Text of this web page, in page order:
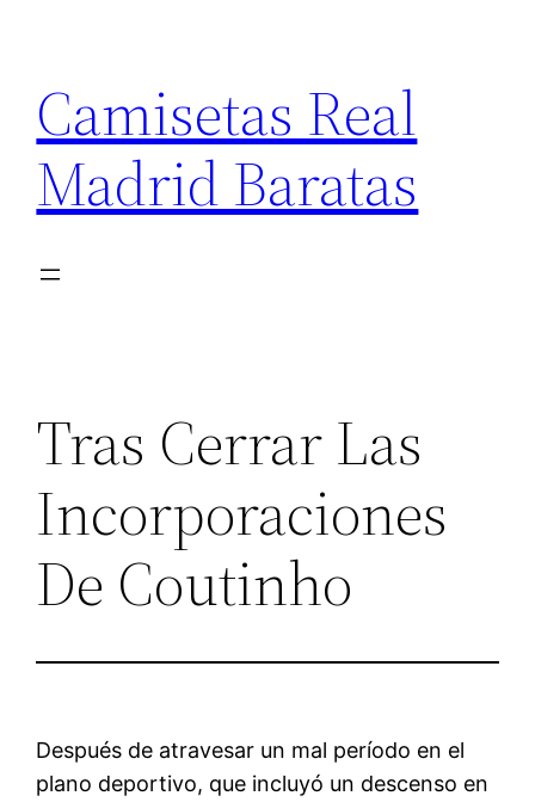
contenido
Camisetas Real
Madrid Baratas
Tras Cerrar Las
Incorporaciones
De Coutinho
Después de atravesar un mal período en el
plano deportivo, que incluyó un descenso en